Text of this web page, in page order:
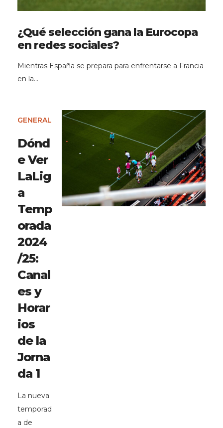
¿Qué selección gana la Eurocopa
en redes sociales?
Mientras España se prepara para enfrentarse a Francia
en la…
GENERAL
Dónd
e Ver
LaLig
a
Temp
orada
2024
/25:
Canal
es y
Horar
ios
de la
Jorna
da 1
La nueva
temporad
a de